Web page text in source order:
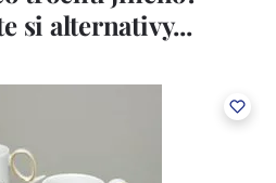
společností Thun 1794 a.s.
technologických zařízení. Závod je
Závod je schopen dekorovat své
známku LC a Thun Hotel &
si alternativy...